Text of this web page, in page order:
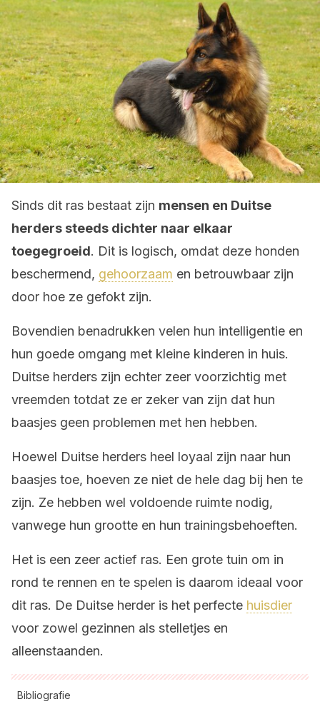
Sinds dit ras bestaat zijn mensen en Duitse
herders steeds dichter naar elkaar
toegegroeid. Dit is logisch, omdat deze honden
beschermend, gehoorzaam en betrouwbaar zijn
door hoe ze gefokt zijn.
Bovendien benadrukken velen hun intelligentie en
hun goede omgang met kleine kinderen in huis.
Duitse herders zijn echter zeer voorzichtig met
vreemden totdat ze er zeker van zijn dat hun
baasjes geen problemen met hen hebben.
Hoewel Duitse herders heel loyaal zijn naar hun
baasjes toe, hoeven ze niet de hele dag bij hen te
zijn. Ze hebben wel voldoende ruimte nodig,
vanwege hun grootte en hun trainingsbehoeften.
Het is een zeer actief ras. Een grote tuin om in
rond te rennen en te spelen is daarom ideaal voor
dit ras. De Duitse herder is het perfecte huisdier
voor zowel gezinnen als stelletjes en
alleenstaanden.
Bibliografie